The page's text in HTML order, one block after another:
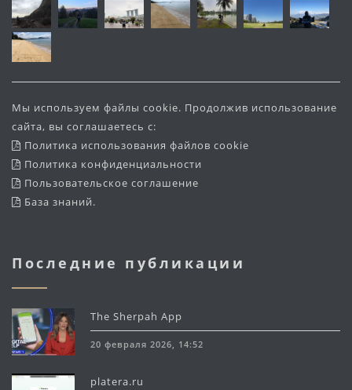
Мы используем файлы cookie. Продолжив использование
сайта, вы соглашаетесь с:
Политика использования файлов cookie
Политика конфиденциальности
Пользовательское соглашение
База знаний.
Последние публикации
The Sherpah App
20 февраля 2026, 14:52
platera.ru